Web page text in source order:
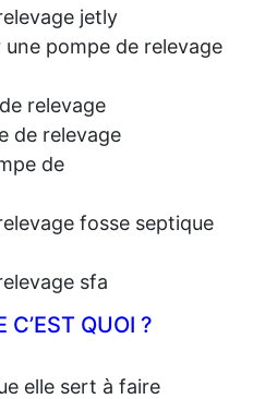
jetly
pompe de relevage
relevage
de relevage
de
fosse septique
sfa
C’EST QUOI ?
elle sert à faire